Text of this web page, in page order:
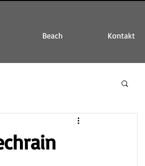
Beach Kontakt